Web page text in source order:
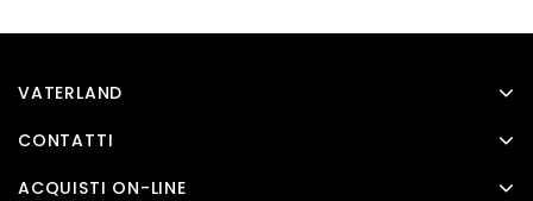
VATERLAND
CONTATTI
ACQUISTI ON-LINE